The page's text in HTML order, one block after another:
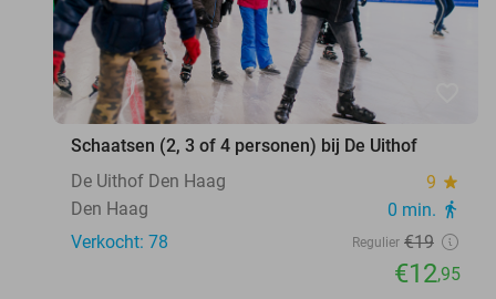
Schaatsen (2, 3 of 4 personen) bij De Uithof
De Uithof Den Haag
9 star
Den Haag 0 min. directions_walk
Verkocht: 78 Regulier €19
€12,95